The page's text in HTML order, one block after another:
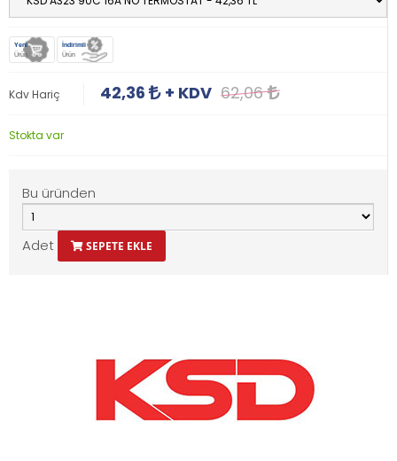
Yeni
Ürün
İndirimli
Ürün
Kdv Hariç 42,36 + KDV 62,06
Stokta var
Bu üründen
Adet SEPETE EKLE